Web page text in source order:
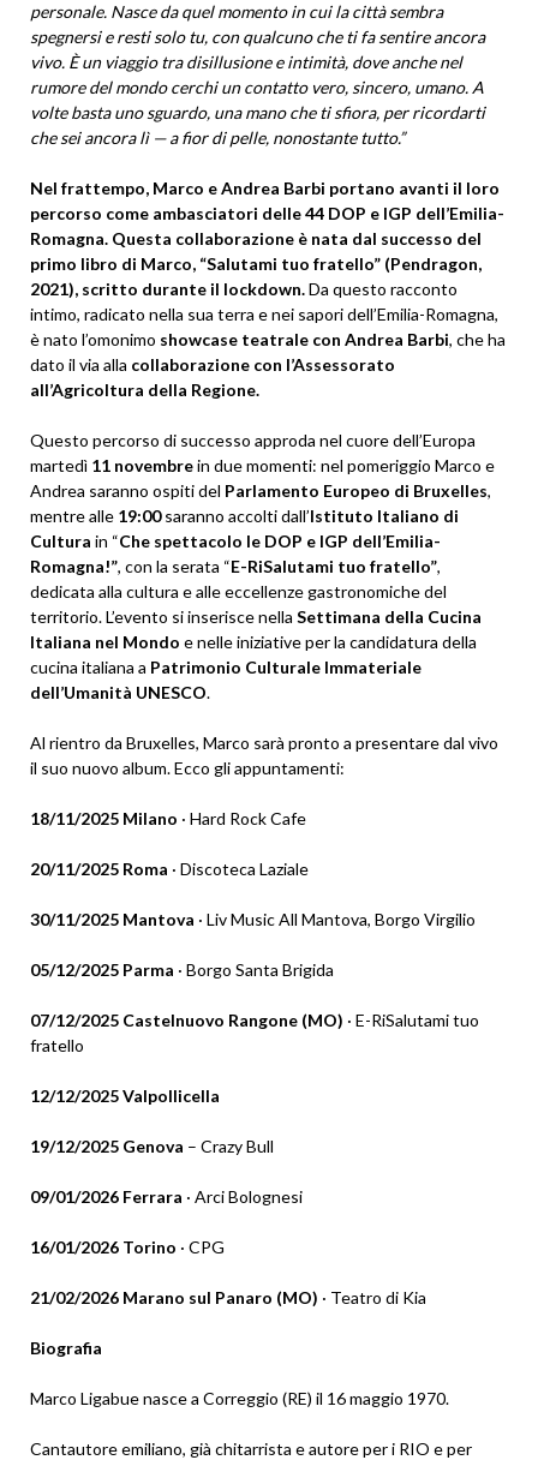
personale. Nasce da quel momento in cui la città sembra
spegnersi e resti solo tu, con qualcuno che ti fa sentire ancora
vivo. È un viaggio tra disillusione e intimità, dove anche nel
rumore del mondo cerchi un contatto vero, sincero, umano. A
volte basta uno sguardo, una mano che ti sfiora, per ricordarti
che sei ancora lì — a fior di pelle, nonostante tutto.”
Nel frattempo, Marco e Andrea Barbi portano avanti il loro
percorso come ambasciatori delle 44 DOP e IGP dell’Emilia-
Romagna. Questa collaborazione è nata dal successo del
primo libro di Marco, “Salutami tuo fratello” (Pendragon,
2021), scritto durante il lockdown.Da questo racconto
intimo, radicato nella sua terra e nei sapori dell’Emilia-Romagna,
è nato l’omonimo showcase teatrale con Andrea Barbi, che ha
dato il via alla collaborazione con l’Assessorato
all’Agricoltura della Regione.
Questo percorso di successo approda nel cuore dell’Europa
martedì 11 novembrein due momenti: nel pomeriggio Marco e
Andrea saranno ospiti del Parlamento Europeo di Bruxelles,
mentre alle 19:00saranno accolti dall’Istituto Italiano di
Cultura in “Che spettacolo le DOP e IGP dell’Emilia-
Romagna!”, con la serata “E-RiSalutami tuo fratello”,
dedicata alla cultura e alle eccellenze gastronomiche del
territorio. L’evento si inserisce nella Settimana della Cucina
Italiana nel Mondo e nelle iniziative per la candidatura della
cucina italiana a Patrimonio Culturale Immateriale
dell’Umanità UNESCO.
Al rientro da Bruxelles, Marco sarà pronto a presentare dal vivo
il suo nuovo album. Ecco gli appuntamenti:
18/11/2025 Milano · Hard Rock Cafe
20/11/2025 Roma · Discoteca Laziale
30/11/2025 Mantova · Liv Music All Mantova, Borgo Virgilio
05/12/2025 Parma · Borgo Santa Brigida
07/12/2025 Castelnuovo Rangone (MO) · E-RiSalutami tuo
fratello
12/12/2025 Valpollicella
19/12/2025 Genova – Crazy Bull
09/01/2026 Ferrara · Arci Bolognesi
16/01/2026 Torino · CPG
21/02/2026 Marano sul Panaro (MO) · Teatro di Kia
Biografia
Marco Ligabue nasce a Correggio (RE) il 16 maggio 1970.
Cantautore emiliano, già chitarrista e autore per i RIO e per